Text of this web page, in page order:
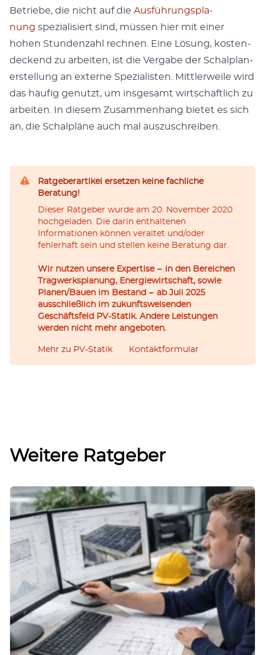
Betriebe, die nicht auf die Aus­führungs­pla­
nung spezial­isiert sind, müssen hier mit ein­er
hohen Stun­den­zahl rech­nen. Eine Lösung, kos­ten­
deck­end zu arbeit­en, ist die Ver­gabe der Schalplan­
er­stel­lung an externe Spezial­is­ten. Mit­tler­weile wird
das häu­fig genutzt, um ins­ge­samt wirtschaftlich zu
arbeit­en. In diesem Zusam­men­hang bietet es sich
an, die Schalpläne auch mal auszuschreiben.
Ratgeberartikel ersetzen keine fachliche
Beratung!
Dieser Ratgeber wurde am 20. November 2020
hochgeladen. Die darin enthaltenen
Informationen können veraltet und/oder
fehlerhaft sein und stellen keine Beratung dar.
Wir nutzen unsere Expertise − in den Bereichen
Tragwerksplanung, Energiewirtschaft, sowie
Planen/Bauen im Bestand − ab Juli 2025
ausschließlich im zukunftsweisenden
Geschäftsfeld PV-Statik. Andere Leistungen
werden nicht mehr angeboten.
Mehr zu PV-Statik Kontaktformular
Weitere Ratgeber